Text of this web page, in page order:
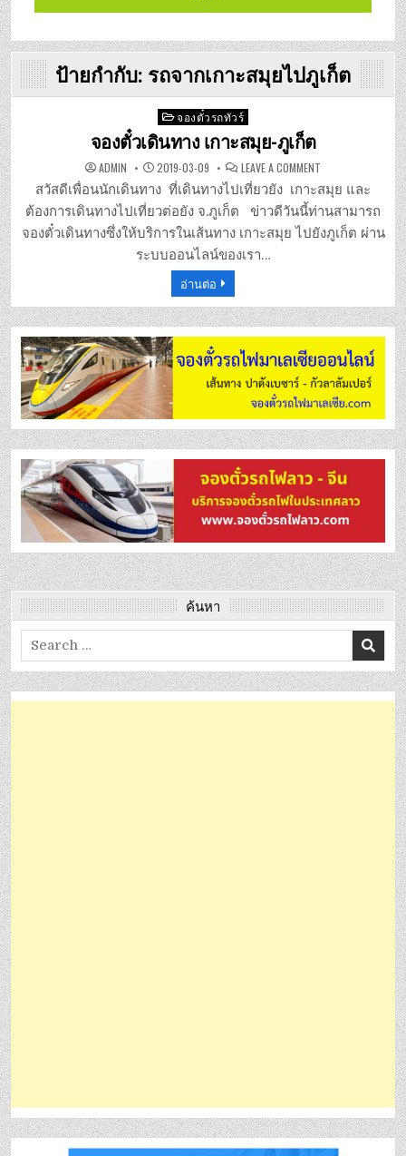
ป้ายกำกับ: รถจากเกาะสมุยไปภูเก็ต
Posted
in
จองตั๋วรถทัวร์
จองตั๋วเดินทาง เกาะสมุย-ภูเก็ต
ADMIN 2019-03-09 LEAVE A COMMENT
ตั๋ว
เดิน
ทาง
เกาะสมุย-
ภูเก็ต
สวัสดีเพื่อนนักเดินทาง ที่เดินทางไปเที่ยวยัง เกาะสมุย และ
ต้องการเดินทางไปเที่ยวต่อยัง จ.ภูเก็ต ข่าวดีวันนี้ท่านสามารถ
จองตั๋วเดินทางซึ่งให้บริการในเส้นทาง เกาะสมุย ไปยังภูเก็ต ผ่าน
ระบบออนไลน์ของเรา…
อ่านต่อ
ค้นหา
Search
for: